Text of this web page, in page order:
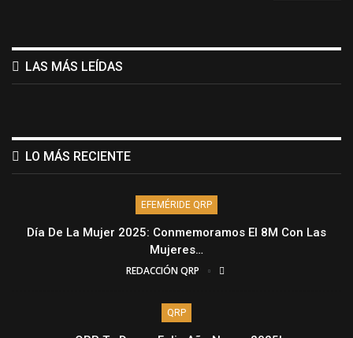
LAS MÁS LEÍDAS
LO MÁS RECIENTE
EFEMÉRIDE QRP
Día De La Mujer 2025: Conmemoramos El 8M Con Las
Mujeres…
REDACCIÓN QRP
QRP